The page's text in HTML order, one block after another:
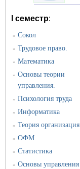
I семестр:
» Сокол
» Трудовое право.
» Математика
» Основы теории
управления.
» Психология труда
» Информатика
» Теория организация
» ОФМ
» Статистика
» Основы управления